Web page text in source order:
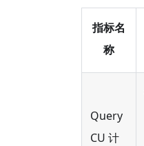
指标名
称
Query
CU 计